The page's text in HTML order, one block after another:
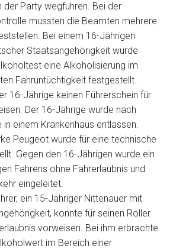
Party wegfuhren. Bei der
mussten die Beamten mehrere
Bei einem 16-Jährigen
Staatsangehörigkeit wurde
eine Alkoholisierung im
Fahruntüchtigkeit festgestellt.
16-Jährige keinen Führerschein für
Der 16-Jährige wurde nach
in einem Krankenhaus entlassen.
Peugeot wurde für eine technische
Gegen den 16-Jährigen wurde ein
Fahrens ohne Fahrerlaubnis und
eingeleitet.
ein 15-Jähriger Nittenauer mit
konnte für seinen Roller
vorweisen. Bei ihm erbrachte
im Bereich einer